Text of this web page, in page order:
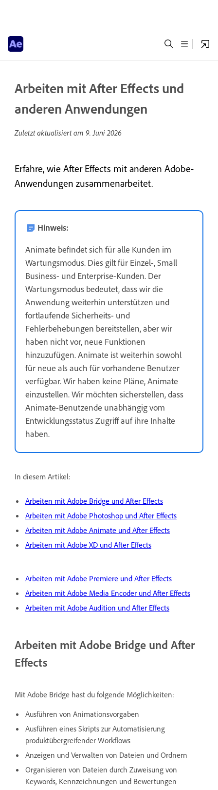
Arbeiten mit After Effects und
anderen Anwendungen
Zuletzt aktualisiert am 9. Juni 2026
Erfahre, wie After Effects mit anderen Adobe-
Anwendungen zusammenarbeitet.
Hinweis:
Animate befindet sich für alle Kunden im
Wartungsmodus. Dies gilt für Einzel-, Small
Business- und Enterprise-Kunden. Der
Wartungsmodus bedeutet, dass wir die
Anwendung weiterhin unterstützen und
fortlaufende Sicherheits- und
Fehlerbehebungen bereitstellen, aber wir
haben nicht vor, neue Funktionen
hinzuzufügen. Animate ist weiterhin sowohl
für neue als auch für vorhandene Benutzer
verfügbar. Wir haben keine Pläne, Animate
einzustellen. Wir möchten sicherstellen, dass
Animate-Benutzende unabhängig vom
Entwicklungsstatus Zugriff auf ihre Inhalte
haben.
In diesem Artikel:
Arbeiten mit Adobe Bridge und After Effects
Arbeiten mit Adobe Photoshop und After Effects
Arbeiten mit Adobe Animate und After Effects
Arbeiten mit Adobe XD und After Effects
Arbeiten mit Adobe Premiere und After Effects
Arbeiten mit Adobe Media Encoder und After Effects
Arbeiten mit Adobe Audition und After Effects
Arbeiten mit Adobe Bridge und After
Effects
Mit Adobe Bridge hast du folgende Möglichkeiten:
Ausführen von Animationsvorgaben
Ausführen eines Skripts zur Automatisierung
produktübergreifender Workflows
Anzeigen und Verwalten von Dateien und Ordnern
Organisieren von Dateien durch Zuweisung von
Keywords, Kennzeichnungen und Bewertungen